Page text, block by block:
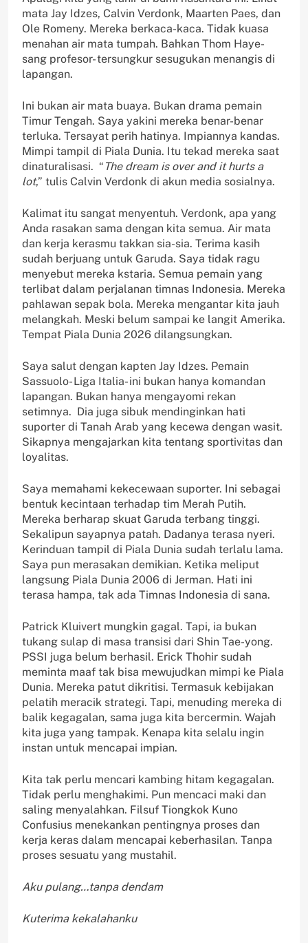
mata Jay Idzes, Calvin Verdonk, Maarten Paes, dan
Ole Romeny. Mereka berkaca-kaca. Tidak kuasa
menahan air mata tumpah. Bahkan Thom Haye-
sang profesor- tersungkur sesugukan menangis di
lapangan.
Ini bukan air mata buaya. Bukan drama pemain
Timur Tengah. Saya yakini mereka benar-benar
terluka. Tersayat perih hatinya. Impiannya kandas.
Mimpi tampil di Piala Dunia. Itu tekad mereka saat
dinaturalisasi. “ The dream is over and it hurts a
lot,” tulis Calvin Verdonk di akun media sosialnya.
Kalimat itu sangat menyentuh. Verdonk, apa yang
Anda rasakan sama dengan kita semua. Air mata
dan kerja kerasmu takkan sia-sia. Terima kasih
sudah berjuang untuk Garuda. Saya tidak ragu
menyebut mereka kstaria. Semua pemain yang
terlibat dalam perjalanan timnas Indonesia. Mereka
pahlawan sepak bola. Mereka mengantar kita jauh
melangkah. Meski belum sampai ke langit Amerika.
Tempat Piala Dunia 2026 dilangsungkan.
Saya salut dengan kapten Jay Idzes. Pemain
Sassuolo- Liga Italia- ini bukan hanya komandan
lapangan. Bukan hanya mengayomi rekan
setimnya. Dia juga sibuk mendinginkan hati
suporter di Tanah Arab yang kecewa dengan wasit.
Sikapnya mengajarkan kita tentang sportivitas dan
loyalitas.
Saya memahami kekecewaan suporter. Ini sebagai
bentuk kecintaan terhadap tim Merah Putih.
Mereka berharap skuat Garuda terbang tinggi.
Sekalipun sayapnya patah. Dadanya terasa nyeri.
Kerinduan tampil di Piala Dunia sudah terlalu lama.
Saya pun merasakan demikian. Ketika meliput
langsung Piala Dunia 2006 di Jerman. Hati ini
terasa hampa, tak ada Timnas Indonesia di sana.
Patrick Kluivert mungkin gagal. Tapi, ia bukan
tukang sulap di masa transisi dari Shin Tae-yong.
PSSI juga belum berhasil. Erick Thohir sudah
meminta maaf tak bisa mewujudkan mimpi ke Piala
Dunia. Mereka patut dikritisi. Termasuk kebijakan
pelatih meracik strategi. Tapi, menuding mereka di
balik kegagalan, sama juga kita bercermin. Wajah
kita juga yang tampak. Kenapa kita selalu ingin
instan untuk mencapai impian.
Kita tak perlu mencari kambing hitam kegagalan.
Tidak perlu menghakimi. Pun mencaci maki dan
saling menyalahkan. Filsuf Tiongkok Kuno
Confusius menekankan pentingnya proses dan
kerja keras dalam mencapai keberhasilan. Tanpa
proses sesuatu yang mustahil.
Aku pulang…tanpa dendam
Kuterima kekalahanku